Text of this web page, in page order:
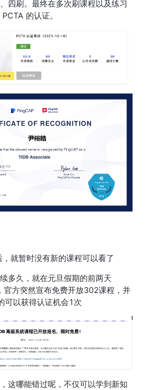
四刷。最终在多次刷课程以及练习
的认证。
就暂时没有新的课程可以看了
多久，就在元旦假期的前两天
官方突然宣布免费开放302课程，并
可以获得认证机会1次
这哪能错过呢，不仅可以学到新知